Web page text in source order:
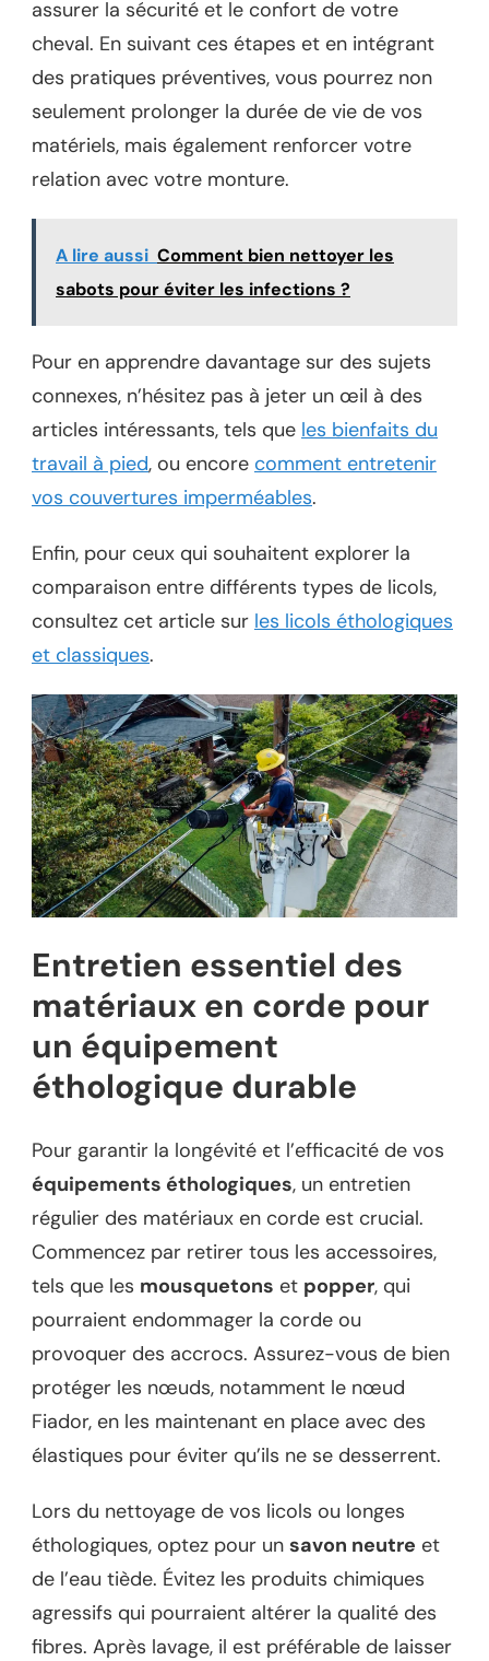
assurer la sécurité et le confort de votre
cheval. En suivant ces étapes et en intégrant
des pratiques préventives, vous pourrez non
seulement prolonger la durée de vie de vos
matériels, mais également renforcer votre
relation avec votre monture.
A lire aussi Comment bien nettoyer les
sabots pour éviter les infections ?
Pour en apprendre davantage sur des sujets
connexes, n’hésitez pas à jeter un œil à des
articles intéressants, tels que les bienfaits du
travail à pied, ou encore comment entretenir
vos couvertures imperméables.
Enfin, pour ceux qui souhaitent explorer la
comparaison entre différents types de licols,
consultez cet article sur les licols éthologiques
et classiques.
Entretien essentiel des
matériaux en corde pour
un équipement
éthologique durable
Pour garantir la longévité et l’efficacité de vos
équipements éthologiques, un entretien
régulier des matériaux en corde est crucial.
Commencez par retirer tous les accessoires,
tels que les mousquetons et popper, qui
pourraient endommager la corde ou
provoquer des accrocs. Assurez-vous de bien
protéger les nœuds, notamment le nœud
Fiador, en les maintenant en place avec des
élastiques pour éviter qu’ils ne se desserrent.
Lors du nettoyage de vos licols ou longes
éthologiques, optez pour un savon neutre et
de l’eau tiède. Évitez les produits chimiques
agressifs qui pourraient altérer la qualité des
fibres. Après lavage, il est préférable de laisser